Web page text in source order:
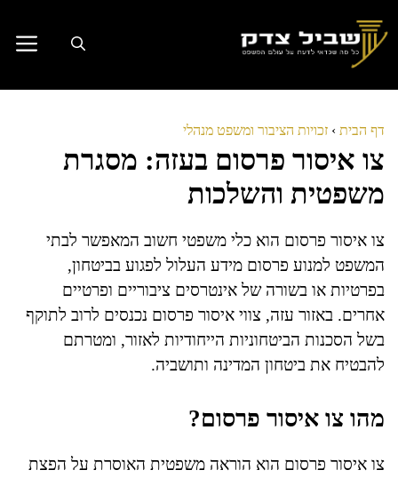
לתוכן
דף הבית › זכויות הציבור ומשפט מנהלי
צו איסור פרסום בעזה: מסגרת
משפטית והשלכות
צו איסור פרסום הוא כלי משפטי חשוב המאפשר לבתי
המשפט למנוע פרסום מידע העלול לפגוע בביטחון,
בפרטיות או בשורה של אינטרסים ציבוריים ופרטיים
אחרים. באזור עזה, צווי איסור פרסום נכנסים לרוב לתוקף
בשל הסכנות הביטחוניות הייחודיות לאזור, ומטרתם
להבטיח את ביטחון המדינה ותושביה.
מהו צו איסור פרסום?
צו איסור פרסום הוא הוראה משפטית האוסרת על הפצת